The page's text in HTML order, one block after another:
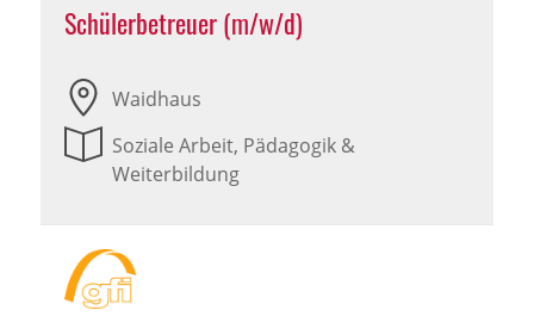
Schülerbetreuer (m/w/d)
Waidhaus
Soziale Arbeit, Pädagogik &
Weiterbildung